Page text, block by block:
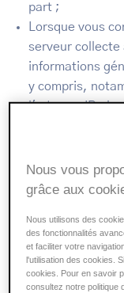
part ;
Lorsque vous
serveur collecte
informations
y compris,
l'adresse IP ;
le type de
Nous n’utilisons
n'établissons pas
caractère
fournissez.
Nous vous
grâce aux
Nous utilisons des
des fonctionnalités
et faciliter votre
l'utilisation des cookies.
cookies. Pour en savoir
consultez notre politique